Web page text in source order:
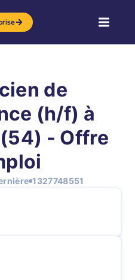
de
(h/f) à
- Offre
1327748551